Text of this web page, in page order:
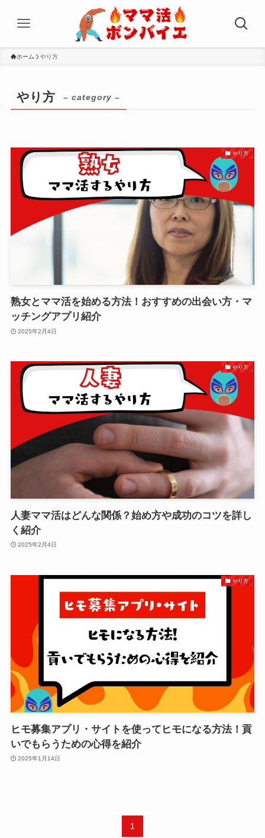
ホーム やり方
やり方 – category –
やり方
熟女とママ活を始める方法！おすすめの出会い方・マ
ッチングアプリ紹介
2025年2月4日
やり方
人妻ママ活はどんな関係？始め方や成功のコツを詳し
く紹介
2025年2月4日
やり方
ヒモ募集アプリ・サイトを使ってヒモになる方法！貢
いでもらうための心得を紹介
2025年1月14日
1